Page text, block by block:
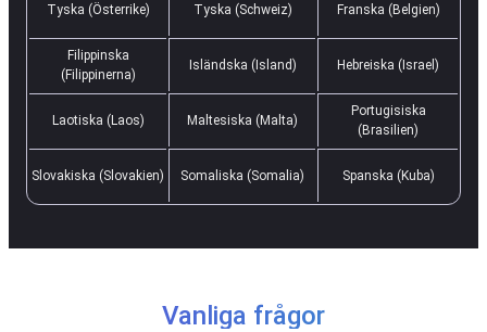
Tyska (Österrike) Tyska (Schweiz) Franska (Belgien)
Filippinska
(Filippinerna)
Isländska (Island) Hebreiska (Israel)
Laotiska (Laos) Maltesiska (Malta)
Portugisiska
(Brasilien)
Slovakiska (Slovakien) Somaliska (Somalia) Spanska (Kuba)
Vanliga frågor